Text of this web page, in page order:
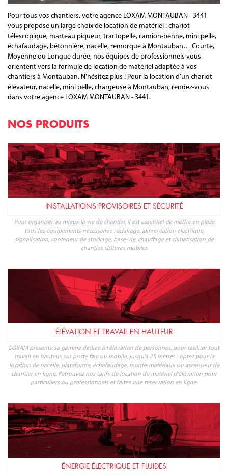
Pour tous vos chantiers, votre agence LOXAM MONTAUBAN - 3441
vous propose un large choix de location de matériel : chariot
télescopique, marteau piqueur, tractopelle, camion-benne, mini pelle,
échafaudage, bétonnière, nacelle, remorque à Montauban… Courte,
Moyenne ou Longue durée, nos équipes de professionnels vous
orientent vers la formule de location de matériel adaptée à vos
chantiers à Montauban. N'hésitez plus ! Pour la location d’un chariot
élévateur, nacelle, mini pelle, chargeuse à Montauban, rendez-vous
dans votre agence LOXAM MONTAUBAN - 3441.
NOS PRODUITS
INSTALLATIONS PROVISOIRES ET SÉCURITÉ
Pour organiser au mieux la vie de chantier, il est essentiel de mettre en place
tous les équipements nécessaires : éclairage, alimentation électrique,
signalisation, conteneur de stockage, base-vie, chauffage et climatisation de
chantier, clôtures mobiles
ÉLÉVATION ET TRAVAIL EN HAUTEUR
LOXAM présente sa gamme dédiée à l'élévation de personnes, pour faciliter tout
travail en hauteur, sur poste fixe ou mobile, jusqu'à 25 mètres : optez pour la
location de nacelle, plateforme, échafaudage, monte-matériaux ou ascenseur de
chantier en ligne. Retrouvez nos tarifs de location de matériel d'élévation pour
particuliers ou professionnels et faites une réservation en ligne.
ÉNERGIE ÉLECTRIQUE ET FLUIDES